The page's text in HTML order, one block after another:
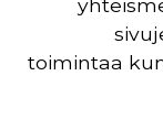
toimintaa